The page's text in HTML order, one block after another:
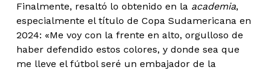
Finalmente, resaltó lo obtenido en laacademia,
especialmente el título de Copa Sudamericana en
2024: «Me voy con la frente en alto, orgulloso de
haber defendido estos colores, y donde sea que
me lleve el fútbol seré un embajador de la